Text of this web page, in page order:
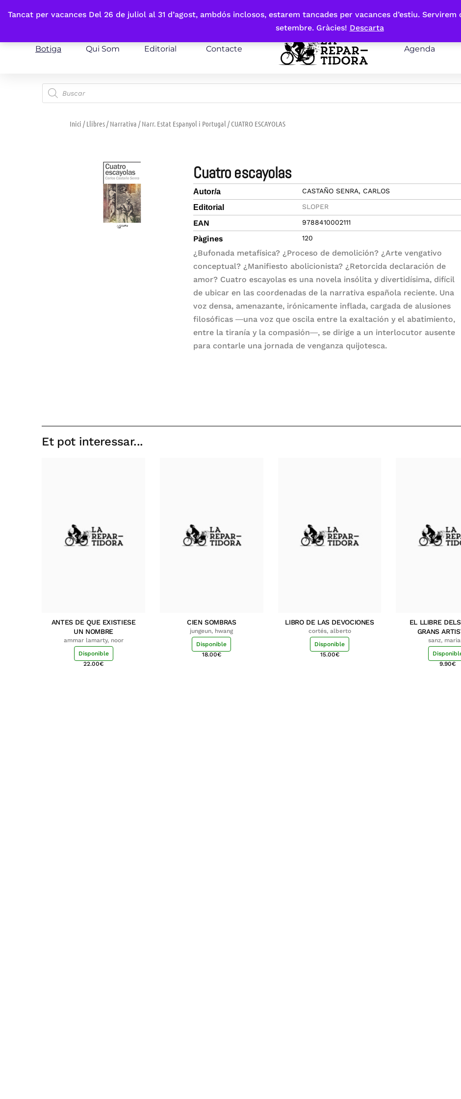
Tancat per vacances Del 26 de juliol al 31 d’agost, ambdós inclosos, estarem tancades per vacances d’estiu.
setembre. Gràcies! Descarta
Fes-te'n sòcia
Botiga Qui Som Editorial Contacte Agenda
Inici /Llibres/Narrativa /Narr. Estat Espanyol i Portugal / CUATRO ESCAYOLAS
cuatro escayolas
Autor/a CASTAÑO SENRA, CARLOS
Editorial SLOPER
EAN 9788410002111
Pàgines 120
¿Bufonada metafísica? ¿Proceso de demolición? ¿Arte vengativo
conceptual? ¿Manifiesto abolicionista? ¿Retorcida declaración de
amor? Cuatro escayolas es una novela insólita y divertidísima, difícil
de ubicar en las coordenadas de la narrativa española reciente. Una
voz densa, amenazante, irónicamente inflada, cargada de alusiones
filosóficas ―una voz que oscila entre la exaltación y el abatimiento,
entre la tiranía y la compasión―, se dirige a un interlocutor ausente
para contarle una jornada de venganza quijotesca.
Et pot interessar...
ANTES DE QUE EXISTIESE
UN NOMBRE
ammar lamarty, noor
Disponible
22.00€
CIEN SOMBRAS
jungeun, hwang
Disponible
18.00€
LIBRO DE LAS DEVOCIONES
cortés, alberto
Disponible
15.00€
EL LLIBRE
GRANS
sanz,
9.90€